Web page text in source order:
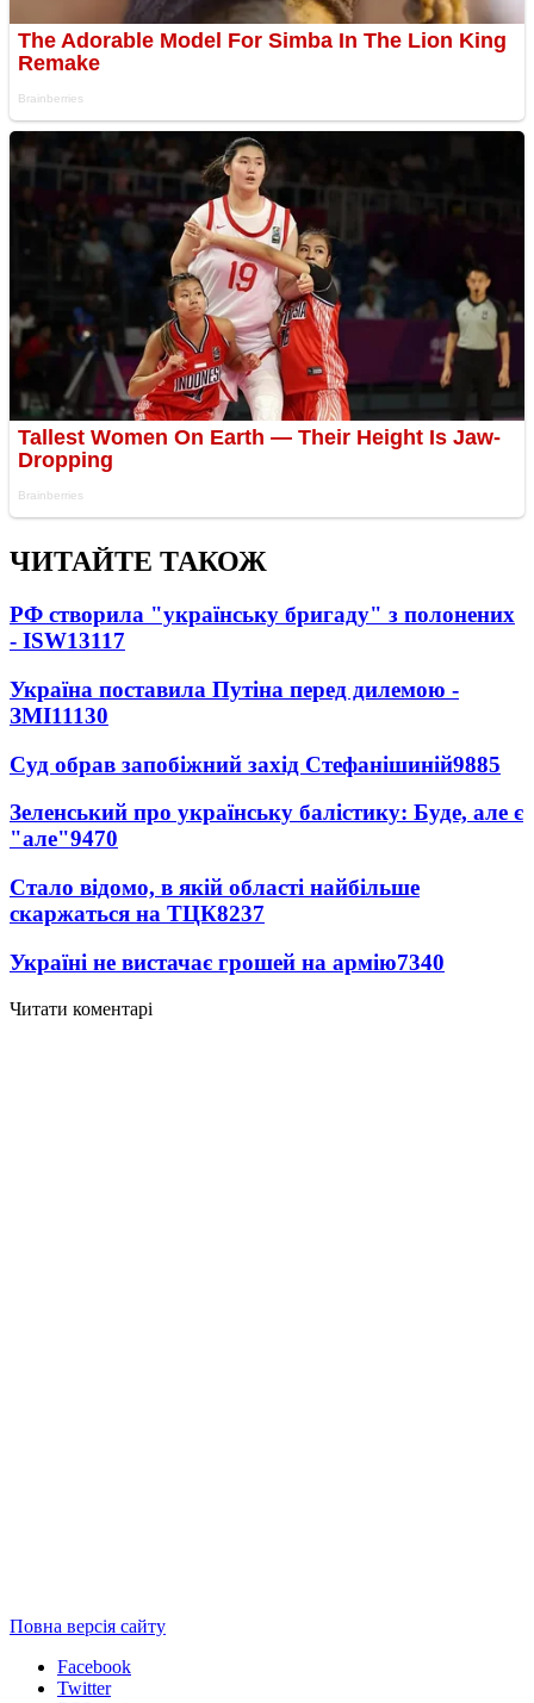
ЧИТАЙТЕ ТАКОЖ
РФ створила "українську бригаду" з полонених
- ISW13117
Україна поставила Путіна перед дилемою -
ЗМІ11130
Суд обрав запобіжний захід Стефанішиній9885
Зеленський про українську балістику: Буде, але є
"але"9470
Стало відомо, в якій області найбільше
скаржаться на ТЦК8237
Україні не вистачає грошей на армію7340
Читати коментарі
Повна версія сайту
Facebook
Twitter